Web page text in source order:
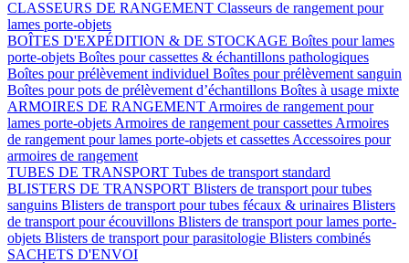
CLASSEURS DE RANGEMENT Classeurs de rangement pour
lames porte-objets
BOÎTES D'EXPÉDITION & DE STOCKAGE Boîtes pour lames
porte-objets Boîtes pour cassettes & échantillons pathologiques
Boîtes pour prélèvement individuel Boîtes pour prélèvement sanguin
Boîtes pour pots de prélèvement d’échantillons Boîtes à usage mixte
ARMOIRES DE RANGEMENT Armoires de rangement pour
lames porte-objets Armoires de rangement pour cassettes Armoires
de rangement pour lames porte-objets et cassettes Accessoires pour
armoires de rangement
TUBES DE TRANSPORT Tubes de transport standard
BLISTERS DE TRANSPORT Blisters de transport pour tubes
sanguins Blisters de transport pour tubes fécaux & urinaires Blisters
de transport pour écouvillons Blisters de transport pour lames porte-
objets Blisters de transport pour parasitologie Blisters combinés
SACHETS D'ENVOI